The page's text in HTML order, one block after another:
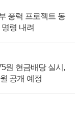
풍력 프로젝트 동
령 내려
원 현금배당 실시,
공개 예정